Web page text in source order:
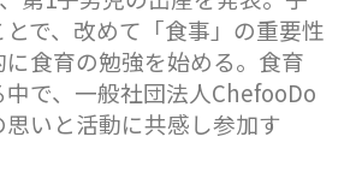
で、改めて「食事」の重要性
食育の勉強を始める。食育
で、一般社団法人ChefooDo
思いと活動に共感し参加す